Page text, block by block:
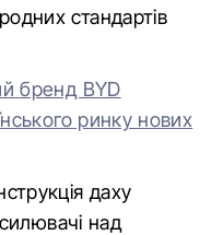
стандартів
бренд BYD
ринку нових
даху
над